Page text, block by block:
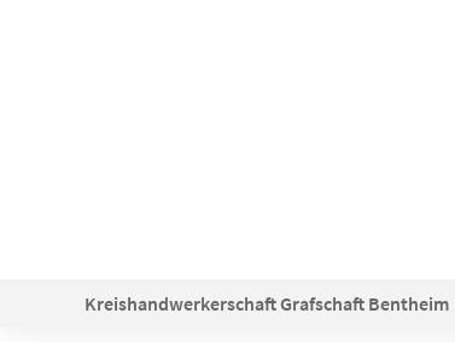
Kreishandwerkerschaft Grafschaft Bentheim